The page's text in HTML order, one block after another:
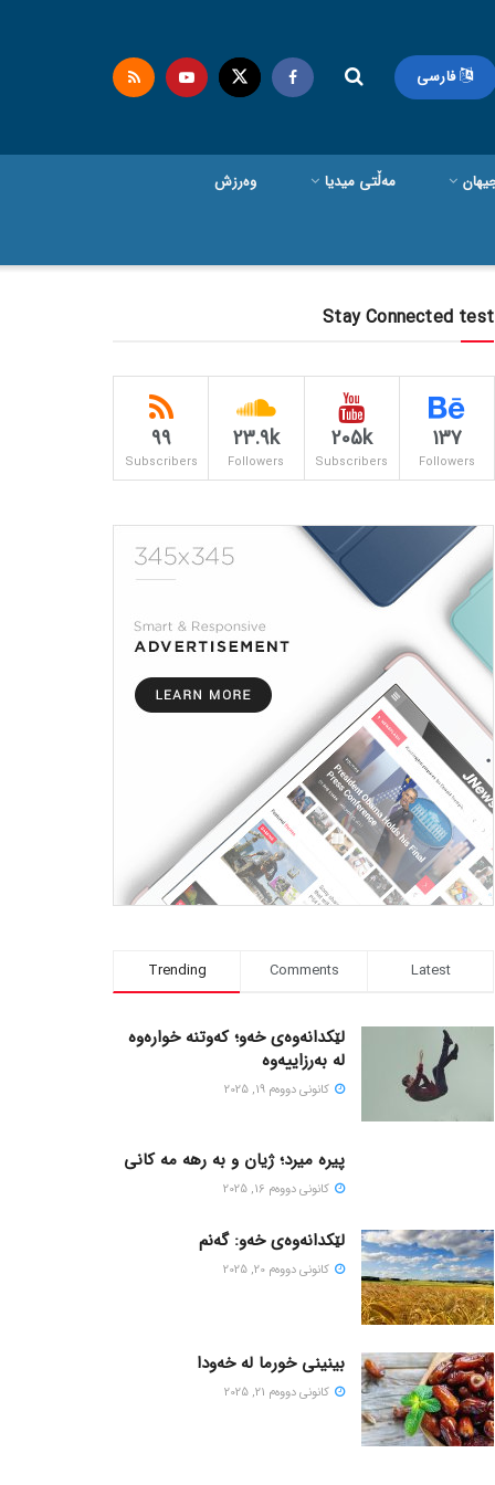
فارسی
مەڵتی میدیا وەرزش
Stay Connected test
137
Followers
205k
Subscribers
23.9k
Followers
99
Subscribers
Trending Comments Latest
لێکدانەوەی خەو؛ کەوتنە خوارەوە
لە بەرزاییەوە
كانونی دووه‌م 19, 2025
پیره میرد؛ ژیان و به رهه مه کانی
كانونی دووه‌م 16, 2025
لێکدانەوەی خەو: گەنم
كانونی دووه‌م 20, 2025
بینینی خورما لە خەودا
كانونی دووه‌م 21, 2025